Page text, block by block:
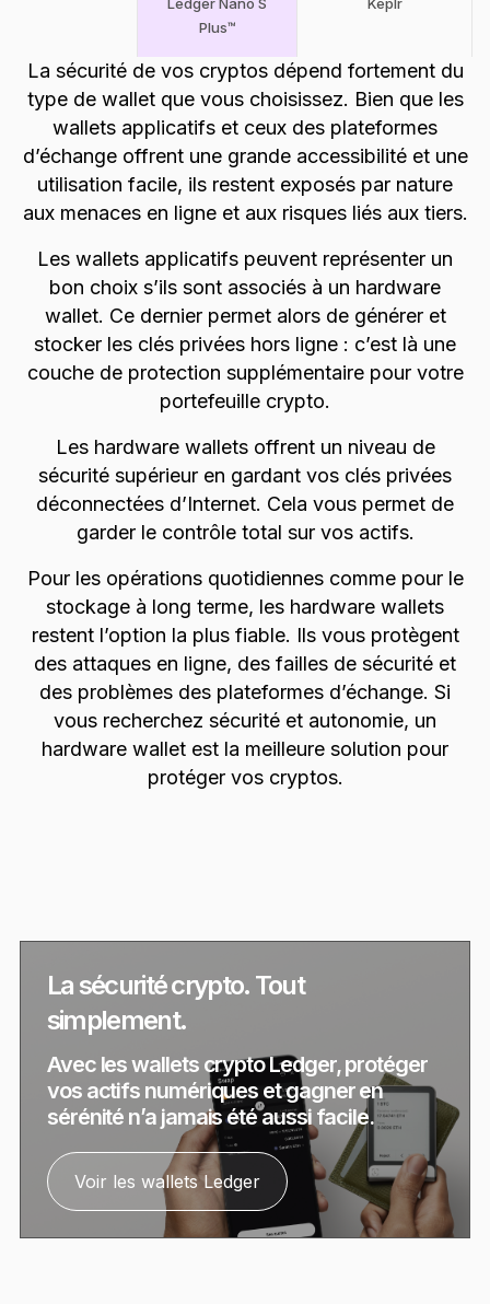
Ledger Nano S
Plus™
Keplr
La sécurité de vos cryptos dépend fortement du
type de wallet que vous choisissez. Bien que les
wallets applicatifs et ceux des plateformes
d’échange offrent une grande accessibilité et une
utilisation facile, ils restent exposés par nature
aux menaces en ligne et aux risques liés aux tiers.
Les wallets applicatifs peuvent représenter un
bon choix s’ils sont associés à un hardware
wallet. Ce dernier permet alors de générer et
stocker les clés privées hors ligne : c’est là une
couche de protection supplémentaire pour votre
portefeuille crypto.
Les hardware wallets offrent un niveau de
sécurité supérieur en gardant vos clés privées
déconnectées d’Internet. Cela vous permet de
garder le contrôle total sur vos actifs.
Pour les opérations quotidiennes comme pour le
stockage à long terme, les hardware wallets
restent l’option la plus fiable. Ils vous protègent
des attaques en ligne, des failles de sécurité et
des problèmes des plateformes d’échange. Si
vous recherchez sécurité et autonomie, un
hardware wallet est la meilleure solution pour
protéger vos cryptos.
La sécurité crypto. Tout
simplement.
Avec les wallets crypto Ledger, protéger
vos actifs numériques et gagner en
sérénité n’a jamais été aussi facile.
Voir les wallets Ledger